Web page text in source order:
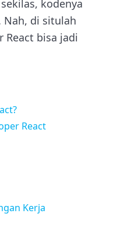
kodenya
Nah, di situlah
React bisa jadi
React
Kerja